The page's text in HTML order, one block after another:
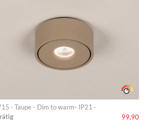
· Taupe - Dim to warm- IP21 ·
99,90